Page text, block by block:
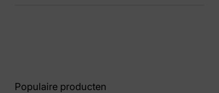
Populaire producten